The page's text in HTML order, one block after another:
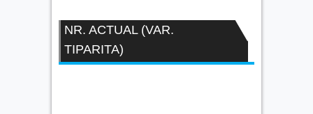
NR. ACTUAL (VAR.
TIPARITA)